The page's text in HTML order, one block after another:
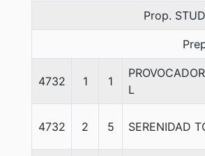
Prop.
4732 1 1
L
4732 2 5 SERENIDAD